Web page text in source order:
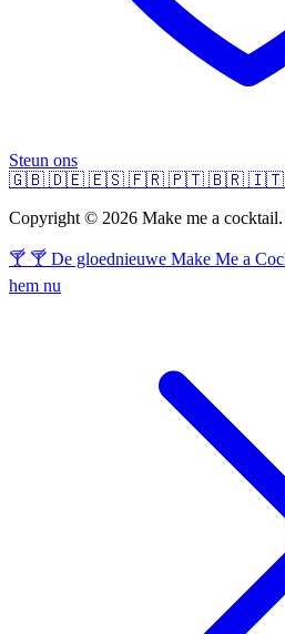
Steun ons
🇬🇧 🇩🇪 🇪🇸 🇫🇷 🇵🇹 🇧🇷 🇮🇹
Copyright © 2026 Make me a
🍸 🍸 De gloednieuwe Make Me a
hem nu